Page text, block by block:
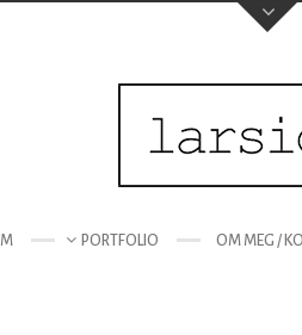
PORTFOLIO OM MEG /